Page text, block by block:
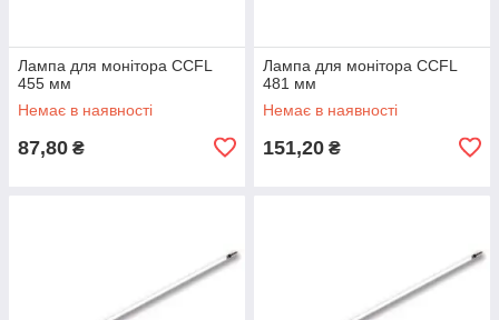
Лампа для монітора CCFL
455 мм
Немає в наявності
87,80 ₴
Лампа для монітора CCFL
481 мм
Немає в наявності
151,20 ₴